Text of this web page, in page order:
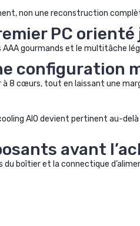
non une reconstruction
PC orienté
AAA gourmands et le multitâche
configuration
à 8 cœurs, tout en laissant une
AIO devient pertinent au-
avant
boîtier et la connectique